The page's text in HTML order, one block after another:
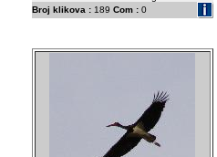
Broj klikova :189 Com :0